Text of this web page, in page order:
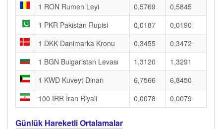
1 RON Rumen Leyi 0,5769
0,5845
1 PKR Pakistan Rupisi
0,0187
0,0190
1 DKK Danimarka Kronu
0,3455
0,3472
1 BGN Bulgaristan Levası
1,3120
1,3291
1 KWD Kuveyt Dinarı
6,7566
6,8450
100 IRR İran Riyali
0,0078 0,0079
Günlük Hareketli Ortalamalar